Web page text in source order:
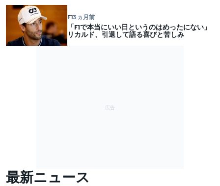
F13 ヵ月前
「F1で本当にいい日というのはめったにない」
リカルド、引退して語る喜びと苦しみ
最新ニュース